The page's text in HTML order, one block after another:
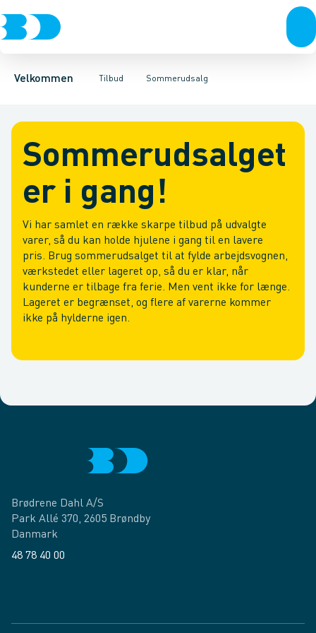
Velkommen Tilbud
ProdukterFordeleKontakt Bæredygtighed
Sommerudsalg
Månedens tilbud PrisbaskerRestsalg
Sommerudsalget
er i gang!
Vi har samlet en række skarpe tilbud på udvalgte
varer, så du kan holde hjulene i gang til en lavere
pris. Brug sommerudsalget til at fylde arbejdsvognen,
værkstedet eller lageret op, så du er klar, når
kunderne er tilbage fra ferie. Men vent ikke for længe.
Lageret er begrænset, og flere af varerne kommer
ikke på hylderne igen.
Brødrene Dahl A/S
Park Allé 370, 2605 Brøndby
Danmark
48 78 40 00